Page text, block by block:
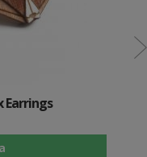
Earrings